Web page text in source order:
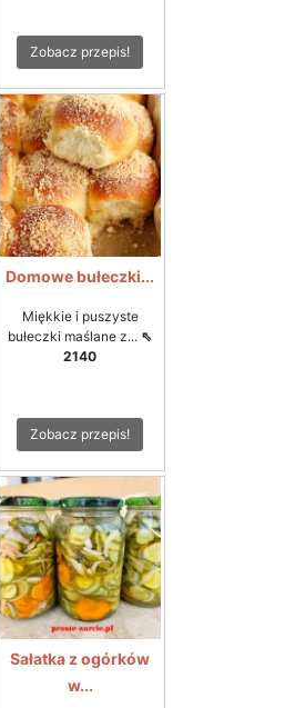
Zobacz przepis!
Domowe bułeczki...
Miękkie i puszyste
bułeczki maślane z... ⇖
2140
Zobacz przepis!
Sałatka z ogórków
w...